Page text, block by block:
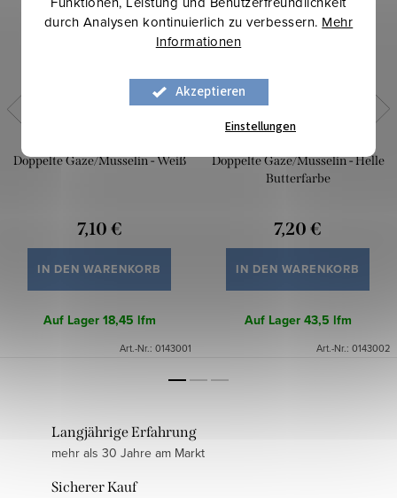
durch Analysen kontinuierlich zu verbessern. Mehr
Informationen
Akzeptieren
Einstellungen
Doppelte Gaze/Musselin - Weiß
7,10 €
IN DEN WARENKORB
Auf Lager 18,45 lfm
Art.-Nr.: 0143001
Doppelte Gaze/Musselin - Helle
Butterfarbe
7,20 €
IN DEN WARENKORB
Auf Lager 43,5 lfm
Art.-Nr.: 0143002
Langjährige Erfahrung
mehr als 30 Jahre am Markt
Sicherer Kauf